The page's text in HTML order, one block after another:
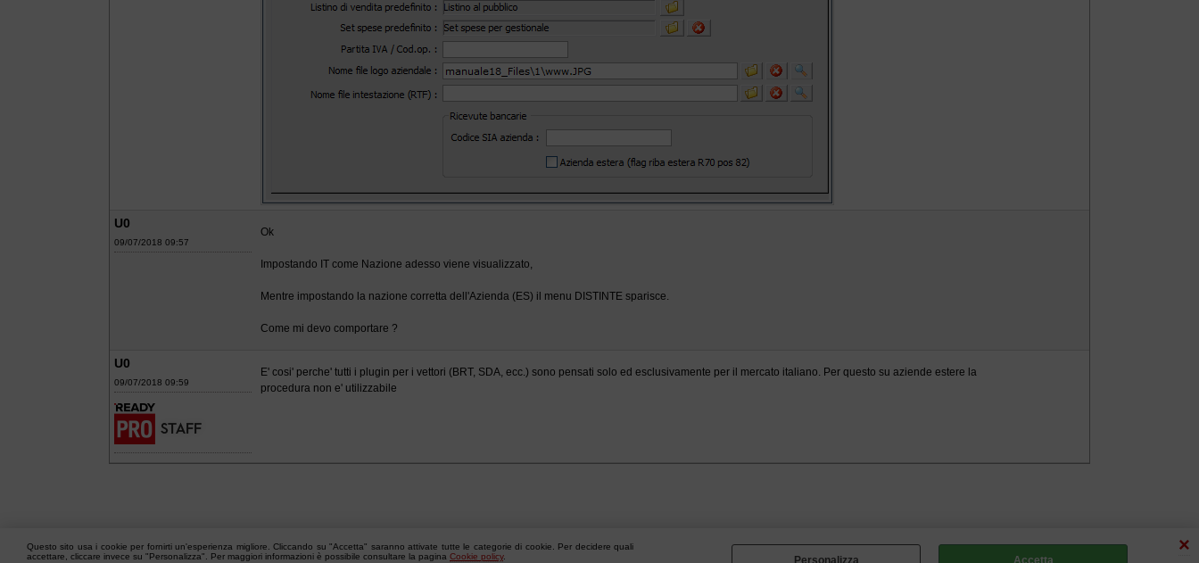
Questo sito usa i cookie per fornirti un'esperienza migliore. Cliccando su "Accetta" saranno attivate tutte le categorie di cookie. Per decidere quali
accettare, cliccare invece su "Personalizza". Per maggiori informazioni è possibile consultare la pagina Cookie policy. Personalizza Accetta
U0
09/07/2018 09:57
Ok
Impostando IT come Nazione adesso viene visualizzato,
Mentre impostando la nazione corretta dell'Azienda (ES) il menu DISTINTE sparisce.
Come mi devo comportare ?
U0
09/07/2018 09:59
E' cosi' perche' tutti i plugin per i vettori (BRT, SDA, ecc.) sono pensati solo ed esclusivamente per il mercato italiano. Per questo su aziende estere la
procedura non e' utilizzabile